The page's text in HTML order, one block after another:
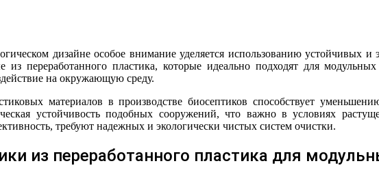
дизайне особое внимание уделяется использованию устойчивых
из переработанного пластика, которые идеально подходят для
на окружающую среду.
устойчивость подобных сооружений, что важно в условиях
требуют надежных и экологически чистых систем очистки.
из переработанного пластика для